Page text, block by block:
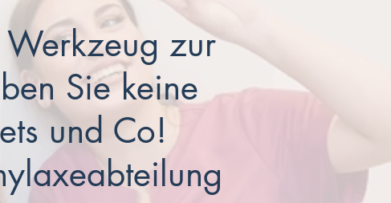
zur
Sie keine
und Co!